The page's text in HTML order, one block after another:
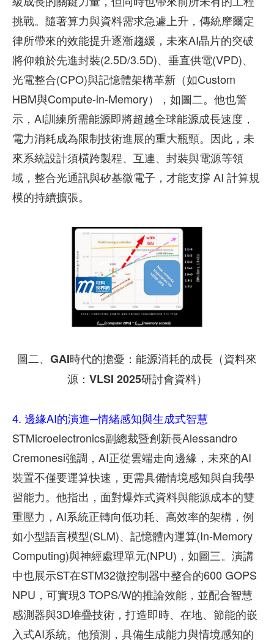
挑戰。隨著算力與資料需求急遽上升，傳統摩爾定
律所帶來的效能提升逐漸趨緩，未來AI晶片的突破
將仰賴於先進封裝(2.5D/3.5D)、垂直供電(VPD)、
光電整合(CPO)與記憶體架構革新（如Custom
HBM與Compute-in-Memory），如圖二。他也警
示，AI訓練所需能源即將超越全球能源成長速度，
電力消耗成為限制技術進展的重大瓶頸。因此，未
來系統設計須橫跨製程、互連、封裝與電源等領
域，整合光通訊與矽基微電子，才能支撐 AI 計算規
模的持續擴張。
圖二、GAI時代的擔憂：能源消耗的成長（資料來
源：VLSI 2025研討會資料）
4. 邊緣AI的演進─情緒感知與生成式智慧
STMicroelectronics副總裁暨創新長Alessandro
Cremonesi強調，AI正從雲端走向邊緣，未來的AI
裝置不僅要運算快速，更需具備情境感知與自我學
習能力。他指出，面對爆炸式資料與能源成本的雙
重壓力，AI系統正轉向低功耗、高效率的架構，例
如小型語言模型(SLM)、記憶體內運算(In-Memory
Computing)與神經處理單元(NPU)，如圖三。演講
中也展示ST在STM32微控制器中整合的600 GOPS
NPU，可實現3 TOPS/W的推論效能，並配合智慧
感測器與3D堆疊技術，打造即時、在地、節能的嵌
入式AI系統。他預測，具備生成能力與情境感知的